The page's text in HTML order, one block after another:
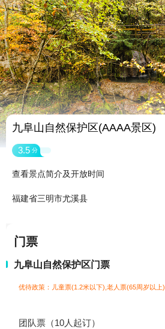
九阜山自然保护区(AAAA景区)
3.5 分
查看景点简介及开放时间
福建省三明市尤溪县
门票
九阜山自然保护区门票
优待政策：儿童票(1.2米以下),老人票(65周岁以上)
团队票（10人起订）
